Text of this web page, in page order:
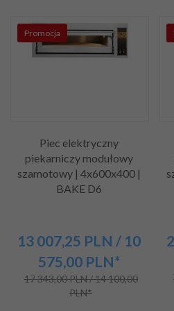
Promocja
Piec elektryczny
piekarniczy modułowy
szamotowy | 4x600x400 |
BAKE D6
13 007,25 PLN / 10
575,00 PLN*
17 343,00 PLN / 14 100,00
PLN*